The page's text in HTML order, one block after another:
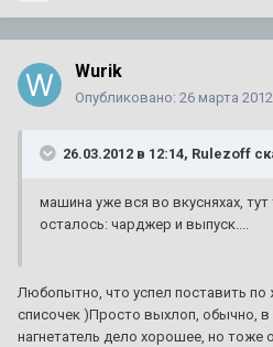
Wurik
Опубликовано: 26 марта 2012
26.03.2012 в 12:14, Rulezoff
машина уже вся во вкусняхах,
осталось: чарджер и выпуск....
Любопытно, что успел поставить по
списочек )Просто выхлоп, обычно,
нагнетатель дело хорошее, но тоже